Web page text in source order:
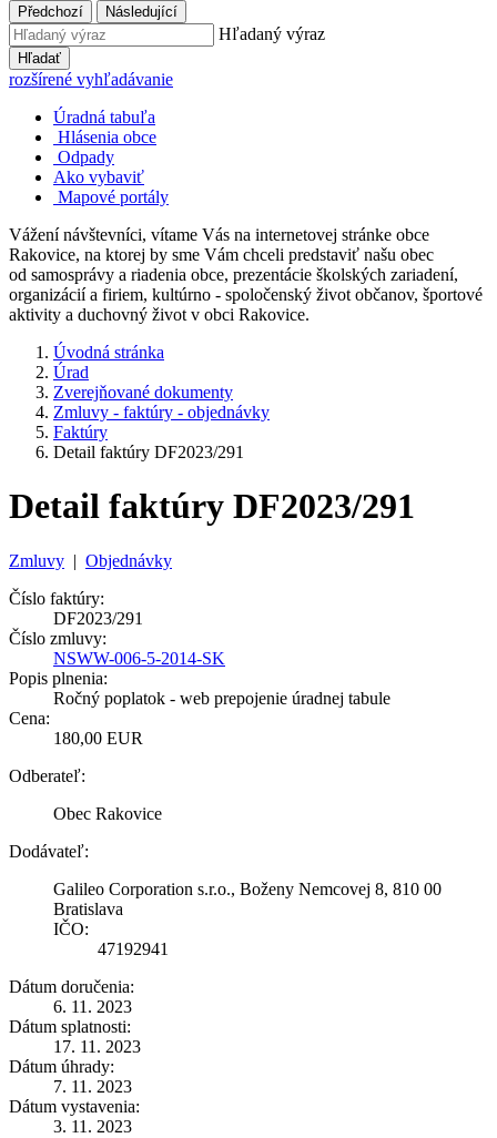
Předchozí Následující
Hľadaný výraz
Hľadať
rozšírené vyhľadávanie
Úradná tabuľa
Hlásenia obce
Odpady
Ako vybaviť
Mapové portály
Vážení návštevníci, vítame Vás na internetovej stránke obce
Rakovice, na ktorej by sme Vám chceli predstaviť našu obec
od samosprávy a riadenia obce, prezentácie školských zariadení,
organizácií a firiem, kultúrno - spoločenský život občanov, športové
aktivity a duchovný život v obci Rakovice.
Úvodná stránka
Úrad
Zverejňované dokumenty
Zmluvy - faktúry - objednávky
Faktúry
Detail faktúry DF2023/291
Detail faktúry DF2023/291
Zmluvy | Objednávky
Číslo faktúry:
DF2023/291
Číslo zmluvy:
NSWW-006-5-2014-SK
Popis plnenia:
Ročný poplatok - web prepojenie úradnej tabule
Cena:
180,00 EUR
Odberateľ:
Obec Rakovice
Dodávateľ:
Galileo Corporation s.r.o., Boženy Nemcovej 8, 810 00
Bratislava
IČO:
47192941
Dátum doručenia:
6. 11. 2023
Dátum splatnosti:
17. 11. 2023
Dátum úhrady:
7. 11. 2023
Dátum vystavenia:
3. 11. 2023